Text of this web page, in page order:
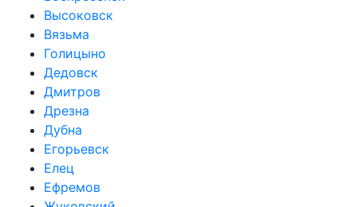
Высоковск
Вязьма
Голицыно
Дедовск
Дмитров
Дрезна
Дубна
Егорьевск
Елец
Ефремов